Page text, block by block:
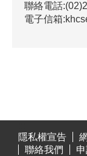
聯絡電話
電子信箱
隱私權宣告
聯絡我們